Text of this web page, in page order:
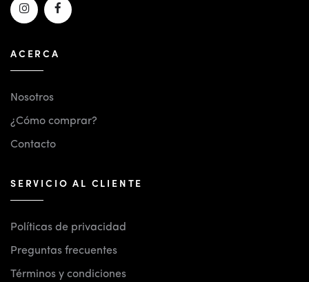
ACERCA
Nosotros
¿Cómo comprar?
Contacto
SERVICIO AL CLIENTE
Políticas de privacidad
Preguntas frecuentes
Términos y condiciones